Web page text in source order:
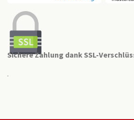
Sichere Zahlung dank SSL-
.